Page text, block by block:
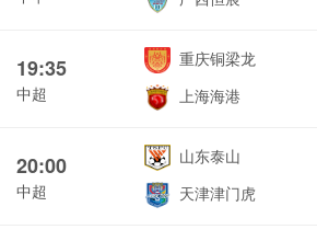
19:35
中超
重庆铜梁龙
上海海港
20:00
中超
山东泰山
天津津门虎